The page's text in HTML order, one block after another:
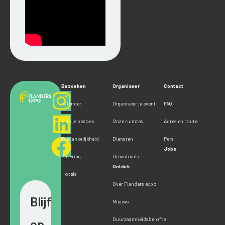
Blijf
Bezoeken
Kalender
Plan je bezoek
Toegankelijkheid
Catering
Hotels
Organiseer
Organiseer je event
Onze ruimtes
Diensten
Downloads
Ontdek
Over Flanders expo
Nieuws
Duurzaamheidsbelofte
Contact
FAQ
Adres en route
Pers
Jobs